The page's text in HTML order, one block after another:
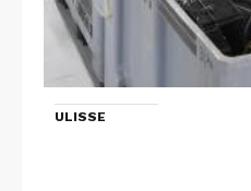
ULISSE